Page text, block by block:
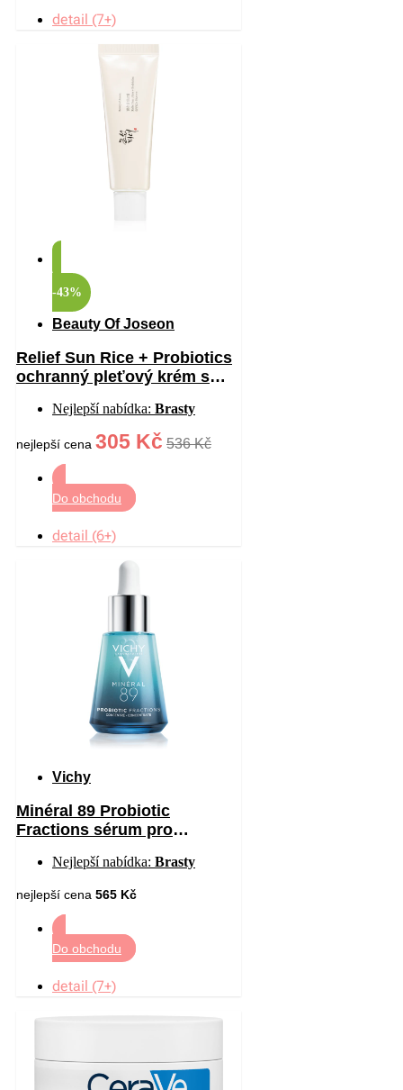
detail (7+)
-43%
Beauty Of Joseon
Relief Sun Rice + Probiotics
ochranný pleťový krém s
Nejlepší nabídka: Brasty
nejlepší cena 305 Kč 536 Kč
Do obchodu
detail (6+)
Vichy
Minéral 89 Probiotic
Fractions sérum pro
Nejlepší nabídka: Brasty
nejlepší cena 565 Kč
Do obchodu
detail (7+)